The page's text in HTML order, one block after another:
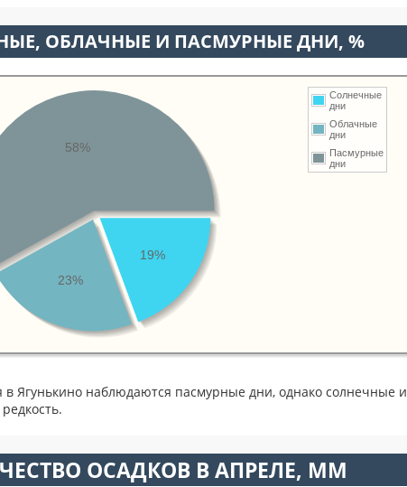
ОБЛАЧНЫЕ И ПАСМУРНЫЕ ДНИ, %
Солнечные
дни
Облачные
дни
Пасмурные
дни
19%
23%
58%
Ягунькино наблюдаются пасмурные дни, однако солнечные и
ОСАДКОВ В АПРЕЛЕ, ММ